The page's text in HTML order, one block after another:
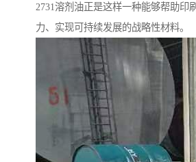
2731溶剂油正是这样一种能够帮助印
力、实现可持续发展的战略性材料。